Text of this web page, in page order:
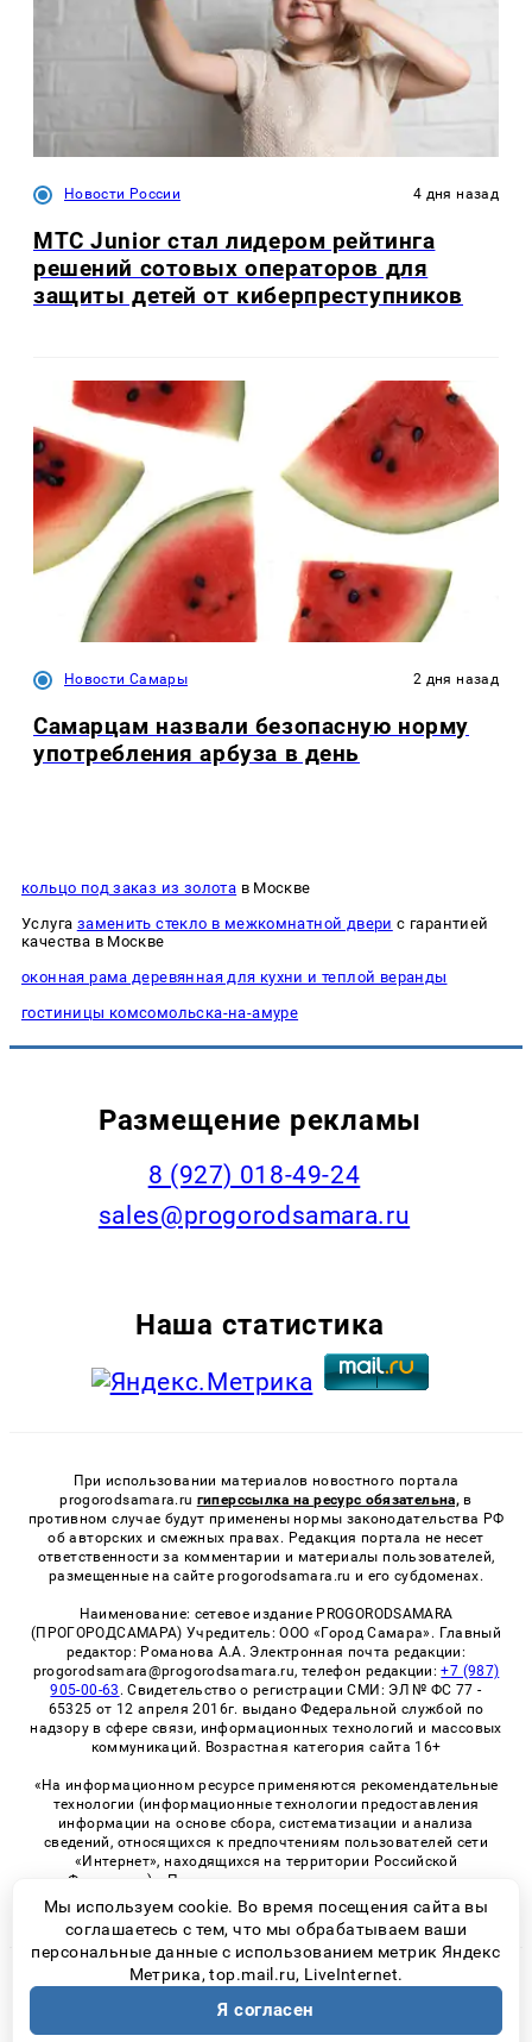
Новости России 4 дня назад
МТС Junior стал лидером рейтинга
решений сотовых операторов для
защиты детей от киберпреступников
Новости Самары 2 дня назад
Самарцам назвали безопасную норму
употребления арбуза в день
кольцо под заказ из золота в Москве
Услуга заменить стекло в межкомнатной двери с гарантией
качества в Москве
оконная рама деревянная для кухни и теплой веранды
гостиницы комсомольска-на-амуре
Размещение рекламы
8 (927) 018-49-24
sales@progorodsamara.ru
Наша статистика
При использовании материалов новостного портала
progorodsamara.ru гиперссылка на ресурс обязательна, в
противном случае будут применены нормы законодательства РФ
об авторских и смежных правах. Редакция портала не несет
ответственности за комментарии и материалы пользователей,
размещенные на сайте progorodsamara.ru и его субдоменах.
Наименование: сетевое издание PROGORODSAMARA
(ПРОГОРОДСАМАРА) Учредитель: ООО «Город Самара». Главный
редактор: Романова А.А. Электронная почта редакции:
progorodsamara@progorodsamara.ru, телефон редакции:+7 (987)
905-00-63 . Свидетельство о регистрации СМИ: ЭЛ № ФС 77 -
65325 от 12 апреля 2016г. выдано Федеральной службой по
надзору в сфере связи, информационных технологий и массовых
коммуникаций. Возрастная категория сайта 16+
«На информационном ресурсе применяются рекомендательные
технологии (информационные технологии предоставления
информации на основе сбора, систематизации и анализа
сведений, относящихся к предпочтениям пользователей сети
«Интернет», находящихся на территории Российской
Федерации)». Правила применения рекомендательных
технологий в виджетах рекламно-обменной сети
«СМИ2» (PDF)
© 2026 «ProGorodSamara» | Все права защищены
Возрастная категория сайта 16+
Политика конфиденциальности
Мы используем cookie. Во время посещения сайта вы
соглашаетесь с тем, что мы обрабатываем ваши
персональные данные с использованием метрик Яндекс
Метрика, top.mail.ru, LiveInternet.
Я согласен